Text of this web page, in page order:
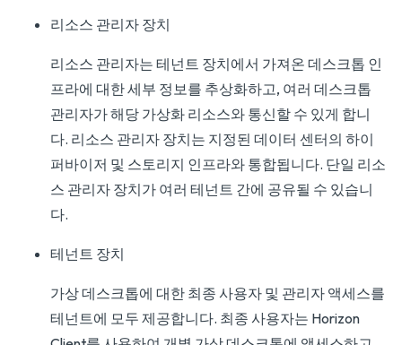
리소스 관리자 장치
리소스 관리자는 테넌트 장치에서 가져온 데스크톱 인
프라에 대한 세부 정보를 추상화하고, 여러 데스크톱
관리자가 해당 가상화 리소스와 통신할 수 있게 합니
다. 리소스 관리자 장치는 지정된 데이터 센터의 하이
퍼바이저 및 스토리지 인프라와 통합됩니다. 단일 리소
스 관리자 장치가 여러 테넌트 간에 공유될 수 있습니
다.
테넌트 장치
가상 데스크톱에 대한 최종 사용자 및 관리자 액세스를
테넌트에 모두 제공합니다. 최종 사용자는 Horizon